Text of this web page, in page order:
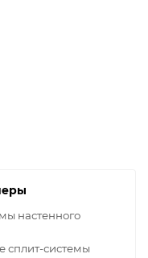
настенного
сплит-системы